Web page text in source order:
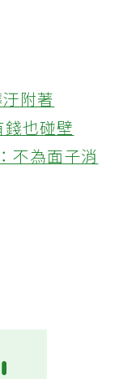
附著
也碰壁
不為面子消